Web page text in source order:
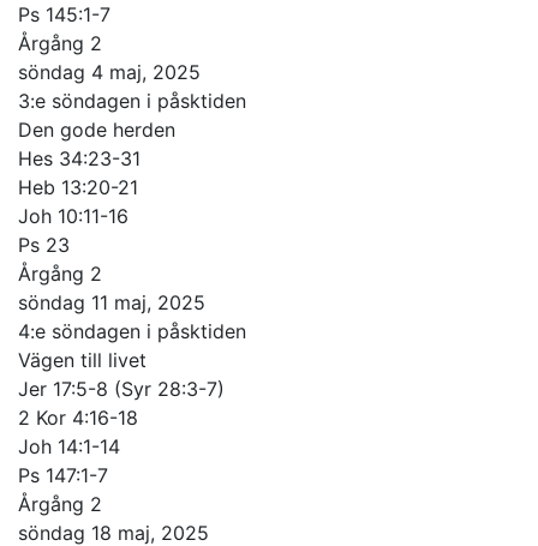
Ps 145:1-7
Årgång 2
söndag 4 maj, 2025
3:e söndagen i påsktiden
Den gode herden
Hes 34:23-31
Heb 13:20-21
Joh 10:11-16
Ps 23
Årgång 2
söndag 11 maj, 2025
4:e söndagen i påsktiden
Vägen till livet
Jer 17:5-8 (Syr 28:3-7)
2 Kor 4:16-18
Joh 14:1-14
Ps 147:1-7
Årgång 2
söndag 18 maj, 2025